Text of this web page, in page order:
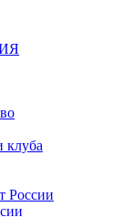
клуба
России